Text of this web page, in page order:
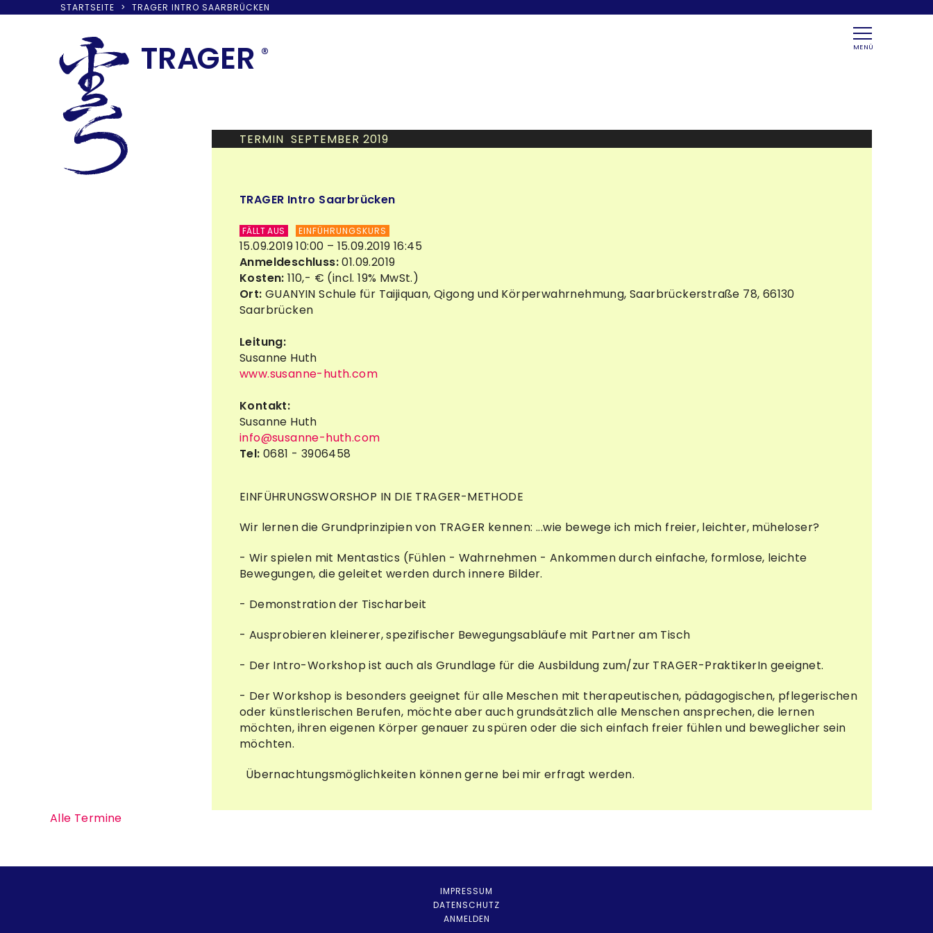
STARTSEITE > TRAGER INTRO SAARBRÜCKEN
content
TRAGER ® MENÜ
TERMIN SEPTEMBER 2019
TRAGER Intro Saarbrücken
FÄLLT AUS EINFÜHRUNGSKURS
15.09.2019 10:00 – 15.09.2019 16:45
Anmeldeschluss:01.09.2019
Kosten: 110,- € (incl. 19% MwSt.)
Ort: GUANYIN Schule für Taijiquan, Qigong und Körperwahrnehmung, Saarbrückerstraße 78, 66130
Saarbrücken
Leitung:
Susanne Huth
www.susanne-huth.com
Kontakt:
Susanne Huth
info@susanne-huth.com
Tel: 0681 - 3906458
EINFÜHRUNGSWORSHOP IN DIE TRAGER-METHODE
Wir lernen die Grundprinzipien von TRAGER kennen: ...wie bewege ich mich freier, leichter, müheloser?
- Wir spielen mit Mentastics (Fühlen - Wahrnehmen - Ankommen durch einfache, formlose, leichte
Bewegungen, die geleitet werden durch innere Bilder.
- Demonstration der Tischarbeit
- Ausprobieren kleinerer, spezifischer Bewegungsabläufe mit Partner am Tisch
- Der Intro-Workshop ist auch als Grundlage für die Ausbildung zum/zur TRAGER-PraktikerIn geeignet.
- Der Workshop is besonders geeignet für alle Meschen mit therapeutischen, pädagogischen, pflegerischen
oder künstlerischen Berufen, möchte aber auch grundsätzlich alle Menschen ansprechen, die lernen
möchten, ihren eigenen Körper genauer zu spüren oder die sich einfach freier fühlen und beweglicher sein
möchten.
Übernachtungsmöglichkeiten können gerne bei mir erfragt werden.
Alle Termine
IMPRESSUM
DATENSCHUTZ
ANMELDEN